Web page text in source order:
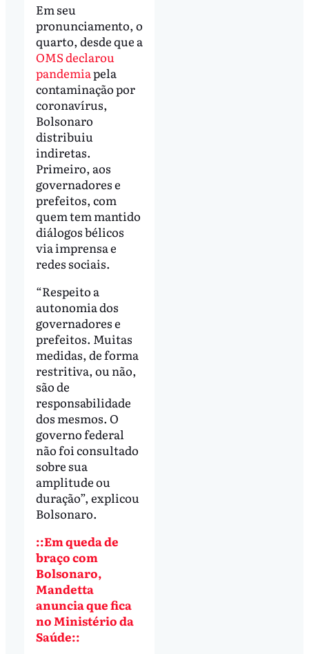
Em seu
pronunciamento, o
quarto, desde que a
OMS declarou
pandemiapela
contaminação por
coronavírus,
Bolsonaro
distribuiu
indiretas.
Primeiro, aos
governadores e
prefeitos, com
quem tem mantido
diálogos bélicos
via imprensa e
redes sociais.
“Respeito a
autonomia dos
governadores e
prefeitos. Muitas
medidas, de forma
restritiva, ou não,
são de
responsabilidade
dos mesmos. O
governo federal
não foi consultado
sobre sua
amplitude ou
duração”, explicou
Bolsonaro.
::Em queda de
braço com
Bolsonaro,
Mandetta
anuncia que fica
no Ministério da
Saúde::